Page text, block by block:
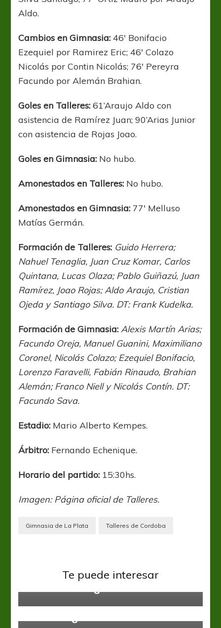
Aldo.
Cambios en Gimnasia:46′ Bonifacio
Ezequiel por Ramirez Eric; 46′ Colazo
Nicolás por Contin Nicolás; 76′ Pereyra
Facundo por Alemán Brahian.
Goles en Talleres:61’Araujo Aldo con
asistencia de Ramírez Juan; 90’Arias Junior
con asistencia de Rojas Joao.
Goles en Gimnasia: No hubo.
Amonestados en Talleres: No hubo.
Amonestados en Gimnasia: 77′ Melluso
Matías Germán.
Formación de Talleres: Guido Herrera;
Nahuel Tenaglia, Juan Cruz Komar, Carlos
Quintana, Lucas Olaza; Pablo Guiñazú, Juan
Ramírez, Joao Rojas; Aldo Araujo, Cristian
Ojeda y Santiago Silva. DT: Frank Kudelka.
Formación de Gimnasia: Alexis Martín Arias;
Facundo Oreja, Manuel Guanini, Maximiliano
Coronel, Nicolás Colazo; Ezequiel Bonifacio,
Lorenzo Faravelli, Fabián Rinaudo, Brahian
Alemán; Franco Niell y Nicolás Contín. DT:
Facundo Sava.
Estadio: Mario Alberto Kempes.
Árbitro: Fernando Echenique.
Horario del partido: 15:30hs.
Imagen: Página oficial de Talleres.
Gimnasia de La Plata Talleres de Cordoba
Te puede interesar
Profesional